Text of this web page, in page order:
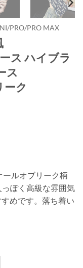
PRO/PRO MAX
ス ハイブラ
ス
ク
ルオブリーク柄
ぽく高級な雰囲気
めです。落ち着い